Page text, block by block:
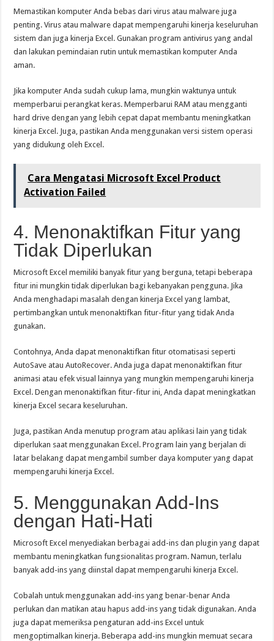
Memastikan komputer Anda bebas dari virus atau malware juga
penting. Virus atau malware dapat mempengaruhi kinerja keseluruhan
sistem dan juga kinerja Excel. Gunakan program antivirus yang andal
dan lakukan pemindaian rutin untuk memastikan komputer Anda
aman.
Jika komputer Anda sudah cukup lama, mungkin waktunya untuk
memperbarui perangkat keras. Memperbarui RAM atau mengganti
hard drive dengan yang lebih cepat dapat membantu meningkatkan
kinerja Excel. Juga, pastikan Anda menggunakan versi sistem operasi
yang didukung oleh Excel.
Cara Mengatasi Microsoft Excel Product
Activation Failed
4. Menonaktifkan Fitur yang
Tidak Diperlukan
Microsoft Excel memiliki banyak fitur yang berguna, tetapi beberapa
fitur ini mungkin tidak diperlukan bagi kebanyakan pengguna. Jika
Anda menghadapi masalah dengan kinerja Excel yang lambat,
pertimbangkan untuk menonaktifkan fitur-fitur yang tidak Anda
gunakan.
Contohnya, Anda dapat menonaktifkan fitur otomatisasi seperti
AutoSave atau AutoRecover. Anda juga dapat menonaktifkan fitur
animasi atau efek visual lainnya yang mungkin mempengaruhi kinerja
Excel. Dengan menonaktifkan fitur-fitur ini, Anda dapat meningkatkan
kinerja Excel secara keseluruhan.
Juga, pastikan Anda menutup program atau aplikasi lain yang tidak
diperlukan saat menggunakan Excel. Program lain yang berjalan di
latar belakang dapat mengambil sumber daya komputer yang dapat
mempengaruhi kinerja Excel.
5. Menggunakan Add-Ins
dengan Hati-Hati
Microsoft Excel menyediakan berbagai add-ins dan plugin yang dapat
membantu meningkatkan fungsionalitas program. Namun, terlalu
banyak add-ins yang diinstal dapat mempengaruhi kinerja Excel.
Cobalah untuk menggunakan add-ins yang benar-benar Anda
perlukan dan matikan atau hapus add-ins yang tidak digunakan. Anda
juga dapat memeriksa pengaturan add-ins Excel untuk
mengoptimalkan kinerja. Beberapa add-ins mungkin memuat secara